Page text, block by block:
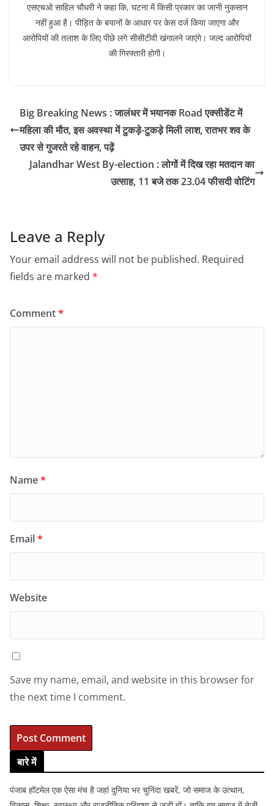
एसएचओ साहिल चौधरी ने कहा कि, घटना में किसी प्रकार का जानी नुकसान
नहीं हुआ है। पीड़ित के बयानों के आधार पर केस दर्ज किया जाएगा और
आरोपियों की तलाश के लिए पीछे लगे सीसीटीवी खंगालने जाएंगे। जल्द आरोपियों
की गिरफ्तारी होगी।
Big Breaking News : जालंधर में भयानक Road एक्सीडेंट में
महिला की मौत, इस अवस्था में टुकड़े-टुकड़े मिली लाश, रातभर शव के
उपर से गुजरते रहे वाहन, पढ़ें
Jalandhar West By-election : लोगों में दिख रहा मतदान का
उत्साह, 11 बजे तक 23.04 फीसदी वोटिंग
Leave a Reply
Your email address will not be published. Required
fields are marked *
Comment*
Name*
Email*
Website
Save my name, email, and website in this browser for
the next time I comment.
बारे में
पंजाब हॉटमेल एक ऐसा मंच है जहां दुनिया भर चुनिंदा खबरें, जो समाज के उत्थान,